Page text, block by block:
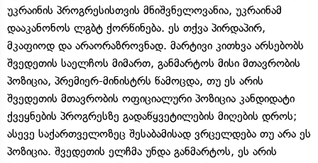
უკრაინის პროგრესისთვის მნიშვნელოვანია, უკრაინამ
დააკანონოს ლგბტ ქორწინება. ეს თქვა პირდაპირ,
მკაფიოდ და არაორაზროვნად. მარტივი კითხვა არსებობს
შვედეთის საელჩოს მიმართ, განმარტოს მისი მთავრობის
პოზიცია, პრემიერ-მინისტრს წამოცდა, თუ ეს არის
შვედეთის მთავრობის ოფიციალური პოზიცია კანდიდატი
ქვეყნების პროგრესზე გადაწყვეტილების მიღების დროს;
ასევე საქართველოზეც შესაბამისად ვრცელდება თუ არა ეს
პოზიცია. შვედეთის ელჩმა უნდა განმარტოს, ეს არის